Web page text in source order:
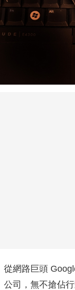
從網路巨頭
公司，無不搶佔